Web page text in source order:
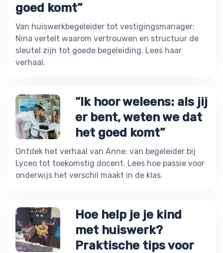
goed komt”
Van huiswerkbegeleider tot vestigingsmanager:
Nina vertelt waarom vertrouwen en structuur de
sleutel zijn tot goede begeleiding. Lees haar
verhaal.
”Ik hoor weleens: als jij
er bent, weten we dat
het goed komt”
Ontdek het verhaal van Anne: van begeleider bij
Lyceo tot toekomstig docent. Lees hoe passie voor
onderwijs het verschil maakt in de klas.
Hoe help je je kind
met huiswerk?
Praktische tips voor